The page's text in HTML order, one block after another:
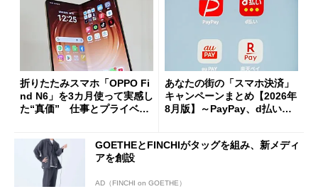
折りたたみスマホ「OPPO Fi
nd N6」を3カ月使って実感し
た“真価” 仕事とプライベー
あなたの街の「スマホ決済」
キャンペーンまとめ【2026年
8月版】～PayPay、d払い、a
GOETHEとFINCHIがタッグを組み、新メディ
アを創設
AD（FINCHI on GOETHE）